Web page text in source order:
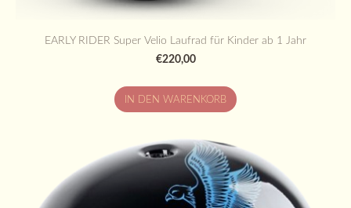
EARLY RIDER Super Velio Laufrad für Kinder ab 1 Jahr
€220,00
IN DEN WARENKORB